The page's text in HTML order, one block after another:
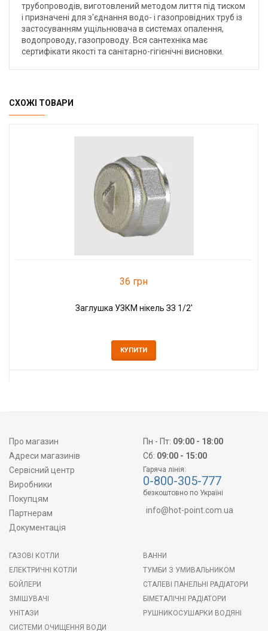
трубопроводів, виготовлений методом лиття під тиском
і призначені для з'єднання водо- і газопровідних труб із
застосуванням ущільнювача в системах опалення,
водопроводу, газопроводу. Вся сантехніка має
сертифікати якості та санітарно-гігієнічні висновки.
СХОЖІ ТОВАРИ
36 грн
Заглушка УЗКМ нікель ЗЗ 1/2'
КУПИТИ
Про магазин
Адреси магазинів
Сервісний центр
Виробники
Покупцям
Партнерам
Документація
Пн - Пт: 09:00 - 18:00
Сб: 09:00 - 15:00
Гаряча лінія:
0-800-305-777
безкоштовно по Україні
info@hot-point.com.ua
ГАЗОВІ КОТЛИ
ЕЛЕКТРИЧНІ КОТЛИ
БОЙЛЕРИ
ЗМІШУВАЧІ
УНІТАЗИ
СИСТЕМИ ОЧИЩЕННЯ ВОДИ
ВАННИ
ТУМБИ З УМИВАЛЬНИКОМ
СТАЛЕВІ ПАНЕЛЬНІ РАДІАТОРИ
БІМЕТАЛІЧНІ РАДІАТОРИ
РУШНИКОСУШАРКИ ВОДЯНІ